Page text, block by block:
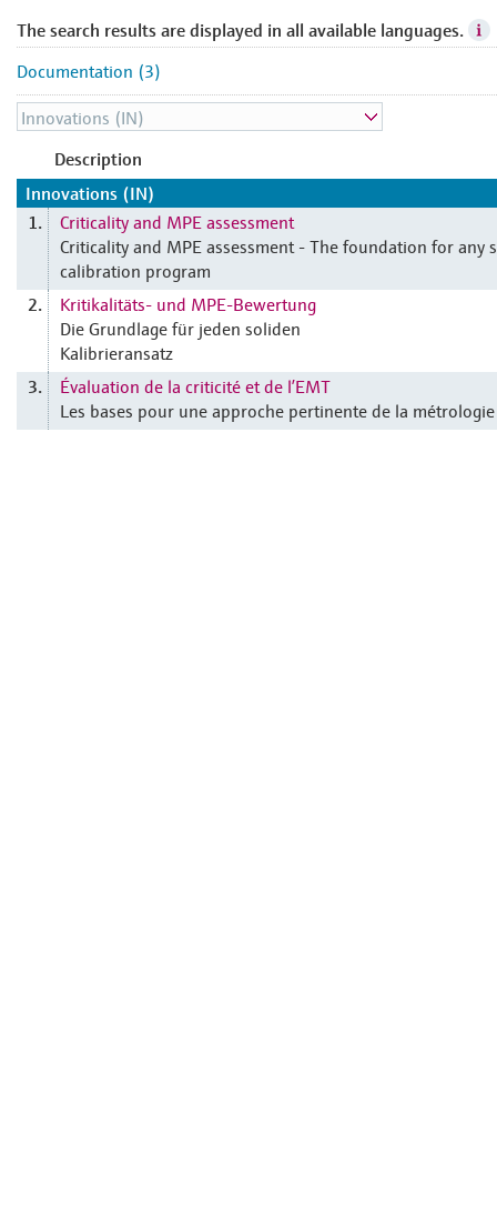
The search results are displayed in all available languages.
Documentation (3)
Description
Innovations (IN)
1.
Criticality and MPE assessment
Criticality and MPE assessment - The foundation for any
calibration program
2.
Kritikalitäts- und MPE-Bewertung
Die Grundlage für jeden soliden
Kalibrieransatz
3.
Évaluation de la criticité et de l’EMT
Les bases pour une approche pertinente de la métrologie